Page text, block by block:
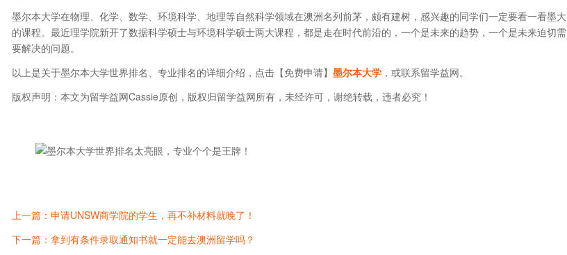
墨尔本大学在物理、化学、数学、环境科学、地理等自然科学领域在澳洲名列前茅，颇有建树，感兴趣的同学们一定要看一看墨大
的课程。最近理学院新开了数据科学硕士与环境科学硕士两大课程，都是走在时代前沿的，一个是未来的趋势，一个是未来迫切需
要解决的问题。
以上是关于墨尔本大学世界排名、专业排名的详细介绍，点击【免费申请】 墨尔本大学 ，或联系留学益网。
版权声明：本文为留学益网Cassie原创，版权归留学益网所有，未经许可，谢绝转载，违者必究！
上一篇：申请UNSW商学院的学生，再不补材料就晚了！
下一篇：拿到有条件录取通知书就一定能去澳洲留学吗？